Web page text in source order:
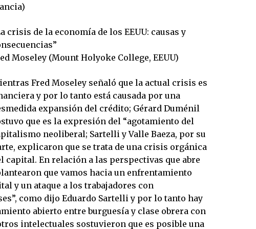
crisis de la economía de los EEUU: causas y
Moseley (Mount Holyoke College, EEUU)
Fred Moseley señaló que la actual crisis es
y por lo tanto está causada por una
expansión del crédito; Gérard Duménil
que es la expresión del “agotamiento del
neoliberal; Sartelli y Valle Baeza, por su
explicaron que se trata de una crisis orgánica
capital. En relación a las perspectivas que abre
que vamos hacia un enfrentamiento
y un ataque a los trabajadores con
como dijo Eduardo Sartelli y por lo tanto hay
abierto entre burguesía y clase obrera con
intelectuales sostuvieron que es posible una